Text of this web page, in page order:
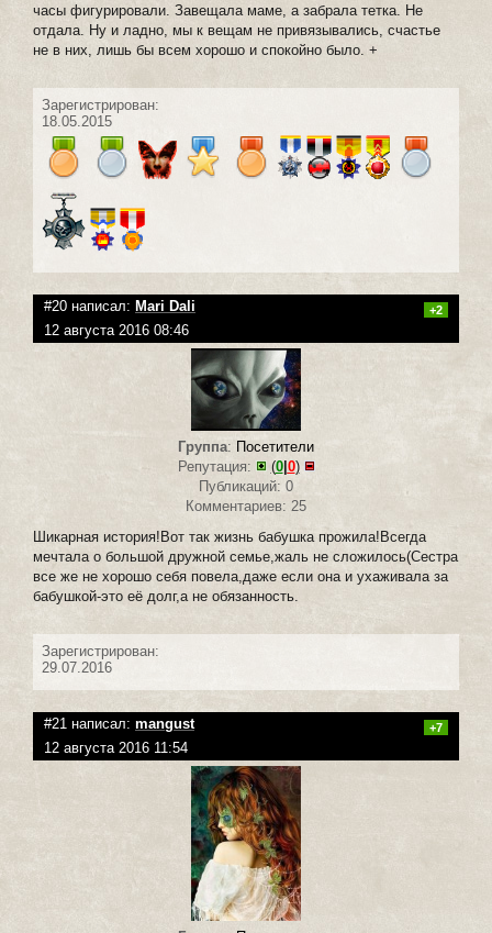
часы фигурировали. Завещала маме, а забрала тетка. Не
отдала. Ну и ладно, мы к вещам не привязывались, счастье
не в них, лишь бы всем хорошо и спокойно было. +
Зарегистрирован:
18.05.2015
#20 написал: Mari Dali +2
12 августа 2016 08:46
Группа: Посетители
Репутация:
(0| 0)
Публикаций: 0
Комментариев: 25
Шикарная история!Вот так жизнь бабушка прожила!Всегда
мечтала о большой дружной семье,жаль не сложилось(Сестра
все же не хорошо себя повела,даже если она и ухаживала за
бабушкой-это её долг,а не обязанность.
Зарегистрирован:
29.07.2016
#21 написал: mangust +7
12 августа 2016 11:54